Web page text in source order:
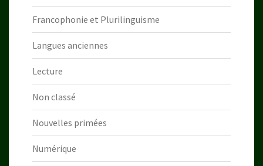
Francophonie et Plurilinguisme
Langues anciennes
Lecture
Non classé
Nouvelles primées
Numérique